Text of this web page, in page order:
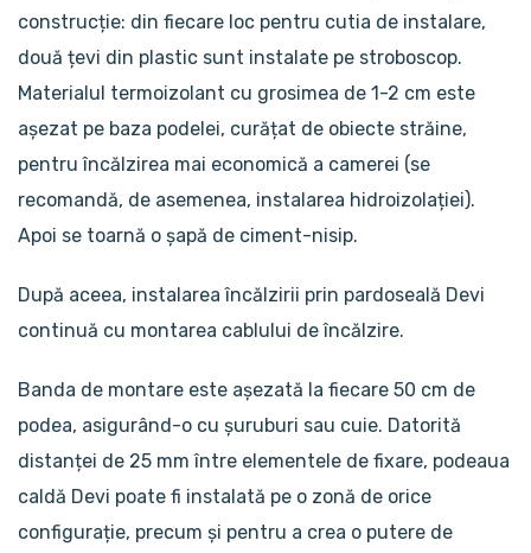
construcție: din fiecare loc pentru cutia de instalare,
două țevi din plastic sunt instalate pe stroboscop.
Materialul termoizolant cu grosimea de 1-2 cm este
așezat pe baza podelei, curățat de obiecte străine,
pentru încălzirea mai economică a camerei (se
recomandă, de asemenea, instalarea hidroizolației).
Apoi se toarnă o șapă de ciment-nisip.
După aceea, instalarea încălzirii prin pardoseală Devi
continuă cu montarea cablului de încălzire.
Banda de montare este așezată la fiecare 50 cm de
podea, asigurând-o cu șuruburi sau cuie. Datorită
distanței de 25 mm între elementele de fixare, podeaua
caldă Devi poate fi instalată pe o zonă de orice
configurație, precum și pentru a crea o putere de